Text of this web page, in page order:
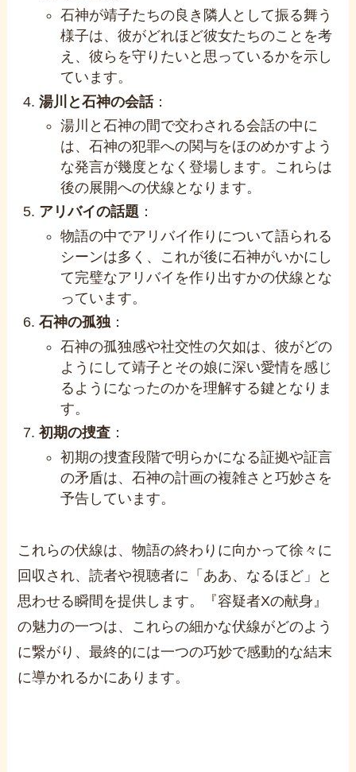
石神が靖子たちの良き隣人として振る舞う
様子は、彼がどれほど彼女たちのことを考
え、彼らを守りたいと思っているかを示し
ています。
湯川と石神の会話：
湯川と石神の間で交わされる会話の中に
は、石神の犯罪への関与をほのめかすよう
な発言が幾度となく登場します。これらは
後の展開への伏線となります。
アリバイの話題 ：
物語の中でアリバイ作りについて語られる
シーンは多く、これが後に石神がいかにし
て完璧なアリバイを作り出すかの伏線とな
っています。
石神の孤独 ：
石神の孤独感や社交性の欠如は、彼がどの
ようにして靖子とその娘に深い愛情を感じ
るようになったのかを理解する鍵となりま
す。
初期の捜査 ：
初期の捜査段階で明らかになる証拠や証言
の矛盾は、石神の計画の複雑さと巧妙さを
予告しています。
これらの伏線は、物語の終わりに向かって徐々に
回収され、読者や視聴者に「ああ、なるほど」と
思わせる瞬間を提供します。『容疑者Xの献身』
の魅力の一つは、これらの細かな伏線がどのよう
に繋がり、最終的には一つの巧妙で感動的な結末
に導かれるかにあります。